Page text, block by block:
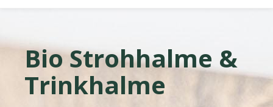
Bio Strohhalme &
Trinkhalme